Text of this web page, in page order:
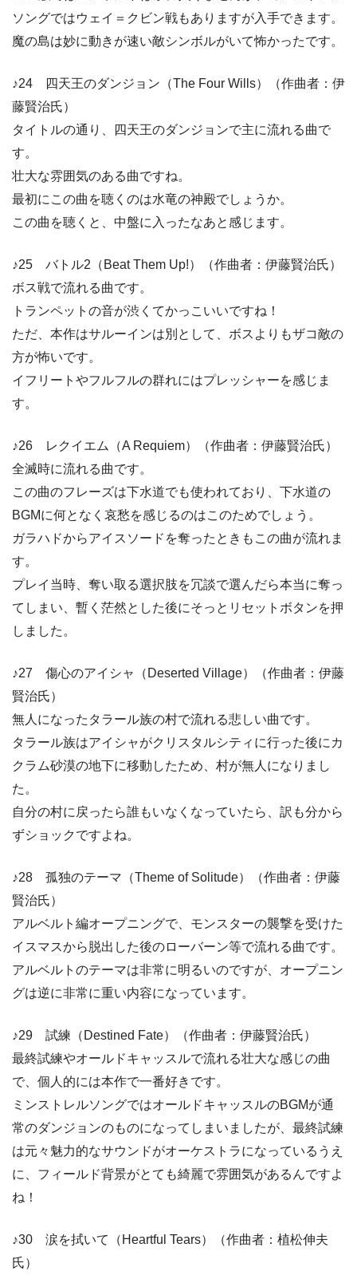
ソングではウェイ＝クビン戦もありますが入手できます。
魔の島は妙に動きが速い敵シンボルがいて怖かったです。
♪24 四天王のダンジョン（The Four Wills）（作曲者：伊
藤賢治氏）
タイトルの通り、四天王のダンジョンで主に流れる曲で
す。
壮大な雰囲気のある曲ですね。
最初にこの曲を聴くのは水竜の神殿でしょうか。
この曲を聴くと、中盤に入ったなあと感じます。
♪25 バトル2（Beat Them Up!）（作曲者：伊藤賢治氏）
ボス戦で流れる曲です。
トランペットの音が渋くてかっこいいですね！
ただ、本作はサルーインは別として、ボスよりもザコ敵の
方が怖いです。
イフリートやフルフルの群れにはプレッシャーを感じま
す。
♪26 レクイエム（A Requiem）（作曲者：伊藤賢治氏）
全滅時に流れる曲です。
この曲のフレーズは下水道でも使われており、下水道の
BGMに何となく哀愁を感じるのはこのためでしょう。
ガラハドからアイスソードを奪ったときもこの曲が流れま
す。
プレイ当時、奪い取る選択肢を冗談で選んだら本当に奪っ
てしまい、暫く茫然とした後にそっとリセットボタンを押
しました。
♪27 傷心のアイシャ（Deserted Village）（作曲者：伊藤
賢治氏）
無人になったタラール族の村で流れる悲しい曲です。
タラール族はアイシャがクリスタルシティに行った後にカ
クラム砂漠の地下に移動したため、村が無人になりまし
た。
自分の村に戻ったら誰もいなくなっていたら、訳も分から
ずショックですよね。
♪28 孤独のテーマ（Theme of Solitude）（作曲者：伊藤
賢治氏）
アルベルト編オープニングで、モンスターの襲撃を受けた
イスマスから脱出した後のローバーン等で流れる曲です。
アルベルトのテーマは非常に明るいのですが、オープニン
グは逆に非常に重い内容になっています。
♪29 試練（Destined Fate）（作曲者：伊藤賢治氏）
最終試練やオールドキャッスルで流れる壮大な感じの曲
で、個人的には本作で一番好きです。
ミンストレルソングではオールドキャッスルのBGMが通
常のダンジョンのものになってしまいましたが、最終試練
は元々魅力的なサウンドがオーケストラになっているうえ
に、フィールド背景がとても綺麗で雰囲気があるんですよ
ね！
♪30 涙を拭いて（Heartful Tears）（作曲者：植松伸夫
氏）